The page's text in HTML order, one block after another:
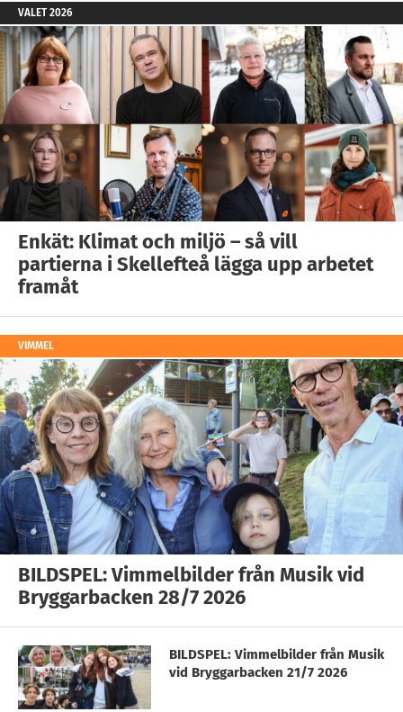
VALET 2026
Enkät: Klimat och miljö – så vill
partierna i Skellefteå lägga upp arbetet
framåt
VIMMEL
BILDSPEL: Vimmelbilder från Musik vid
Bryggarbacken 28/7 2026
BILDSPEL: Vimmelbilder från Musik
vid Bryggarbacken 21/7 2026